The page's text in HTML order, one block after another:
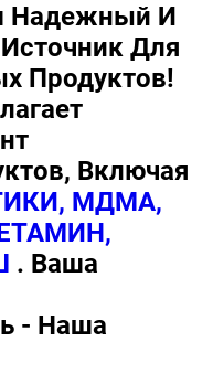
Надежный И
Для
Продуктов!
Включая
МДМА,
. Ваша
- Наша